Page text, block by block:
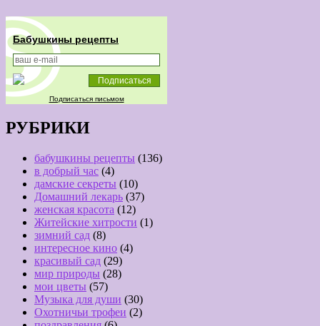
Бабушкины рецепты
Подписаться письмом
РУБРИКИ
бабушкины рецепты (136)
в добрый час (4)
дамские секреты (10)
Домашний лекарь (37)
женская красота (12)
Житейские хитрости (1)
зимний сад (8)
интересное кино (4)
красивый сад (29)
мир природы (28)
мои цветы (57)
Музыка для души (30)
Охотничьи трофеи (2)